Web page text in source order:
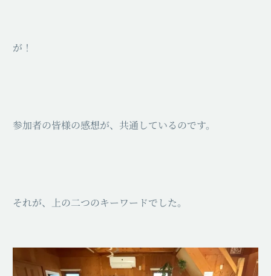
が！
参加者の皆様の感想が、共通しているのです。
それが、上の二つのキーワードでした。